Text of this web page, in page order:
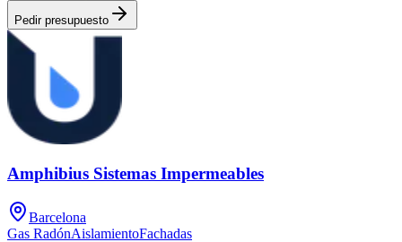
Pedir presupuesto
Amphibius Sistemas Impermeables
Barcelona
Gas RadónAislamientoFachadas